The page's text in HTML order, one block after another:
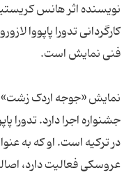
نویسنده اثر هانس
کارگردانی تدورا پاپووا
فنی نمایش است.
جشنواره اجرا دارد. تدورا
در ترکیه است. او که به
عروسکی فعالیت دارد،